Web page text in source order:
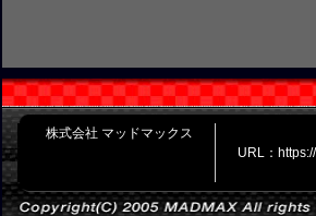
株式会社 マッドマックス
URL：